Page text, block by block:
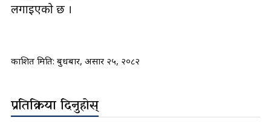
लगाइएको छ ।
प्रकाशित मिति: बुधबार, असार २५, २०८२
प्रतिक्रिया दिनुहोस्